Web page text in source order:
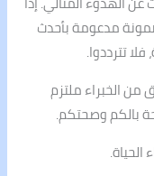
مدعومة بأحدث
تترددوا.
الخبراء ملتزم
بالكم وصحتكم.